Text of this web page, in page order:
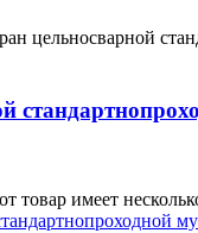
цельносварной
товар имеет